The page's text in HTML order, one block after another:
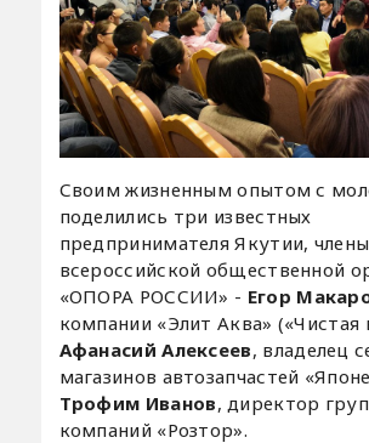
Своим жизненным опытом с
поделились три известных
предпринимателя Якутии, члены
всероссийской общественной
«ОПОРА РОССИИ» - Егор
компании «Элит Аква» («Чистая
Афанасий Алексеев, владелец
магазинов автозапчастей
Трофим Иванов, директор
компаний «Розтор».